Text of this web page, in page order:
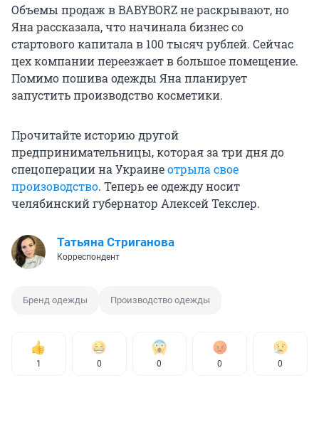
Объемы продаж в BABYBORZ не раскрывают, но
Яна рассказала, что начинала бизнес со
стартового капитала в 100 тысяч рублей. Сейчас
цех компании переезжает в большое помещение.
Помимо пошива одежды Яна планирует
запустить производство косметики.
Прочитайте историю другой
предпринимательницы, которая за три дня до
спецоперации на Украинеотрыла свое
произоводство. Теперь ее одежду носит
челябинский губернатор Алексей Текслер.
Татьяна Стриганова
Корреспондент
Бренд одежды Производство одежды
1 0 0 0 0